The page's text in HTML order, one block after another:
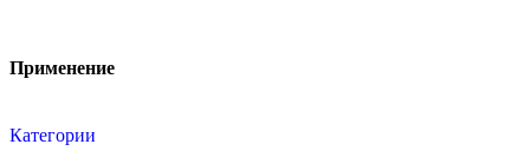
Применение
Категории